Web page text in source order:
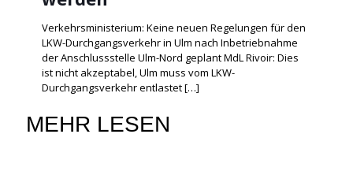
Verkehrsministerium: Keine neuen Regelungen für den
LKW-Durchgangsverkehr in Ulm nach Inbetriebnahme
der Anschlussstelle Ulm-Nord geplant MdL Rivoir: Dies
ist nicht akzeptabel, Ulm muss vom LKW-
Durchgangsverkehr entlastet[…]
MEHR LESEN